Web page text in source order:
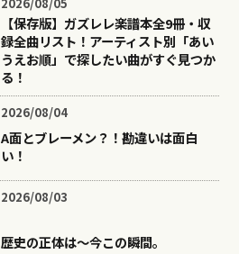
【保存版】ガズレレ楽譜本全9冊・収
録全曲リスト！アーティスト別「あい
うえお順」で探したい曲がすぐ見つか
る！
2026/08/04
A面とブレーメン？！勘違いは面白
い！
2026/08/03
歴史の正体は〜今この瞬間。